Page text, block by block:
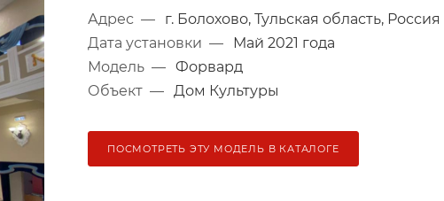
Адрес —
г. Болохово, Тульская область, Россия
Дата установки —
Май 2021 года
Модель — Форвард
Объект — Дом Культуры
ПОСМОТРЕТЬ ЭТУ МОДЕЛЬ В КАТАЛОГЕ